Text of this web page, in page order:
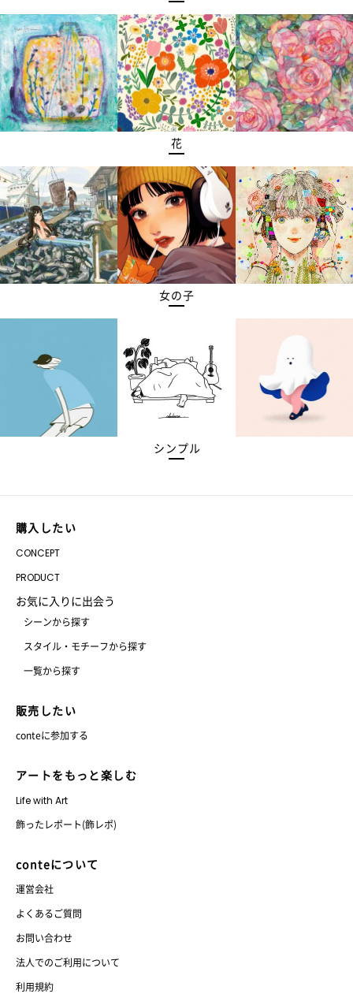
花
女の子
シンプル
購入したい
CONCEPT
PRODUCT
お気に入りに出会う
シーンから探す
スタイル・モチーフから探す
一覧から探す
販売したい
conteに参加する
アートをもっと楽しむ
Life with Art
飾ったレポート(飾レポ)
conteについて
運営会社
よくあるご質問
お問い合わせ
法人でのご利用について
利用規約